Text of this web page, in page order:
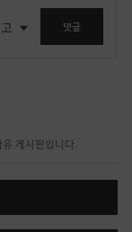
댓글
게시판입니다.